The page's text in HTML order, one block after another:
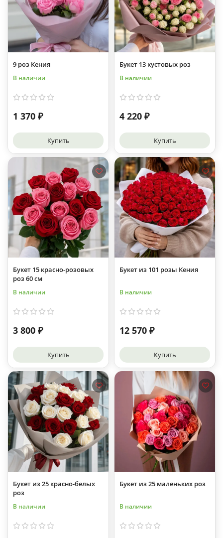
9 роз Кения
В наличии
1 370 ₽
Купить
Букет 13 кустовых роз
В наличии
4 220 ₽
Купить
Букет 15 красно-розовых
роз 60 см
В наличии
3 800 ₽
Купить
Букет из 101 розы Кения
В наличии
12 570 ₽
Купить
Букет из 25 красно-белых
роз
В наличии
Букет из 25 маленьких роз
В наличии